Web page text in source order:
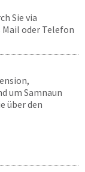
Sie via
oder Telefon
um Samnaun
über den